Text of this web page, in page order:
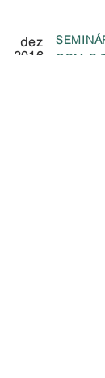
dez
2016
COM O